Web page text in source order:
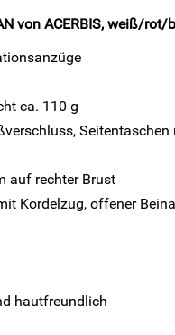
von ACERBIS, weiß/rot/
ca. 110 g
auf rechter Brust
Kordelzug, offener
hautfreundlich